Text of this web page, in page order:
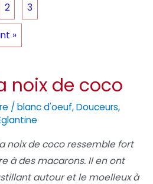
2 3
»
noix de coco
/ blanc d'oeuf,Douceurs,
noix de coco ressemble fort
à des macarons. Il en ont
autour et le moelleux à